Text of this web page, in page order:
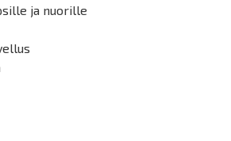
ja nuorille